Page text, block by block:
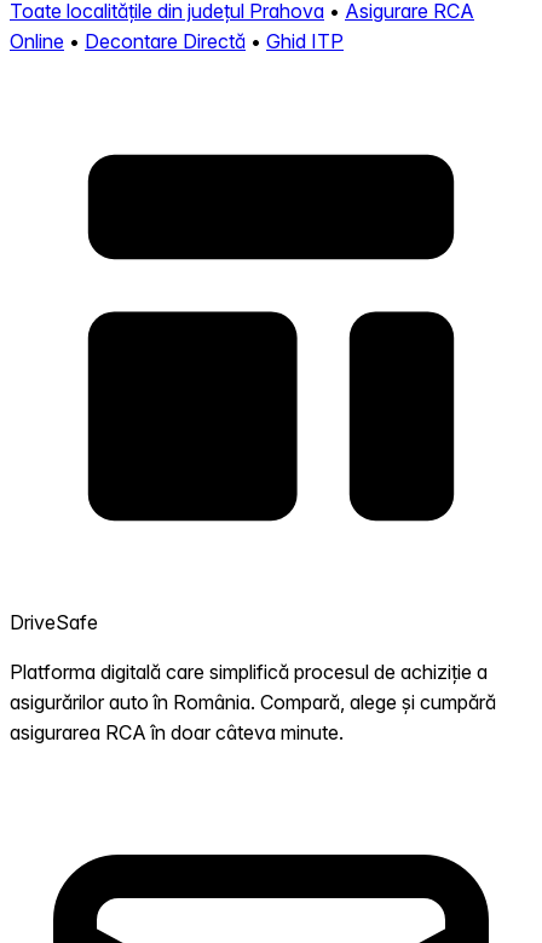
Toate localitățile din județul Prahova • Asigurare RCA
Online • Decontare Directă • Ghid ITP
DriveSafe
Platforma digitală care simplifică procesul de achiziție a
asigurărilor auto în România. Compară, alege și cumpără
asigurarea RCA în doar câteva minute.